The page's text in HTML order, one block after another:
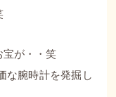
宝が・・笑
な腕時計を発掘し